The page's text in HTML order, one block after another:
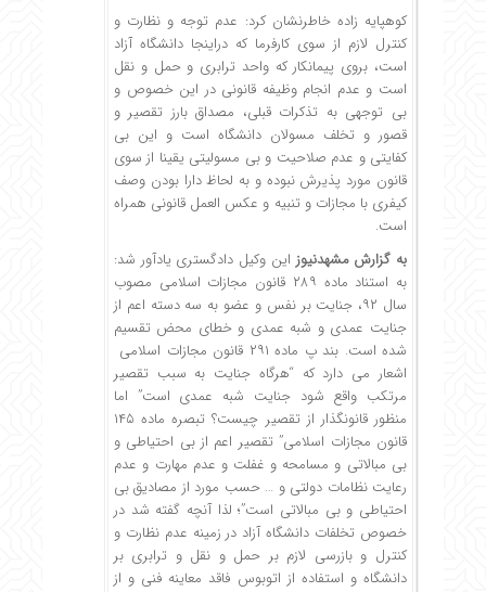
کوهپایه زاده خاطرنشان کرد: عدم توجه و نظارت و
کنترل لازم از سوی کارفرما که دراینجا دانشگاه آزاد
است، بروی پیمانکار که واحد ترابری و حمل و نقل
است و عدم انجام وظیفه قانونی در این خصوص و
بی توجهی به تذکرات قبلی، مصداق بارز تقصیر و
قصور و تخلف مسولان دانشگاه است و این بی
کفایتی و عدم صلاحیت و بی مسولیتی یقینا از سوی
قانون مورد پذیرش نبوده و به لحاظ دارا بودن وصف
کیفری با مجازات و تنبیه و عکس العمل قانونی همراه
است.
به گزارش مشهدنیوز این وکیل دادگستری یادآور شد:
به استناد ماده ۲۸۹ قانون مجازات اسلامی مصوب
سال ۹۲، جنایت بر نفس و عضو به سه دسته اعم از
جنایت عمدی و شبه عمدی و خطای محض تقسیم
شده است. بند پ ماده ۲۹۱ قانون مجازات اسلامی
اشعار می دارد که “هرگاه جنایت به سبب تقصیر
مرتکب واقع شود جنایت شبه عمدی است” اما
منظور قانونگذار از تقصیر چیست؟ تبصره ماده ۱۴۵
قانون مجازات اسلامی” تقصیر اعم از بی احتیاطی و
بی مبالاتی و مسامحه و غفلت و عدم مهارت و عدم
رعایت نظامات دولتی و … حسب مورد از مصادیق بی
احتیاطی و بی مبالاتی است”؛ لذا آنچه گفته شد در
خصوص تخلفات دانشگاه آزاد در زمینه عدم نظارت و
کنترل و بازرسی لازم بر حمل و نقل و ترابری بر
دانشگاه و استفاده از اتوبوس فاقد معاینه فنی و از